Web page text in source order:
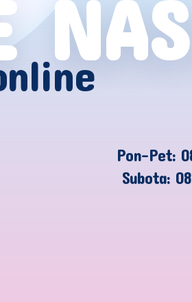
Pon-Pet:
Subota: